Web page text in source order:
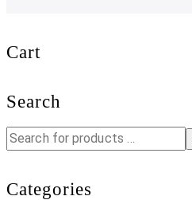
Cart
Search
Categories